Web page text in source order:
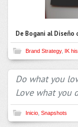
De Bogani al
Brand Strategy, IK
Do what you
Love what you
Inicio, Snapshots